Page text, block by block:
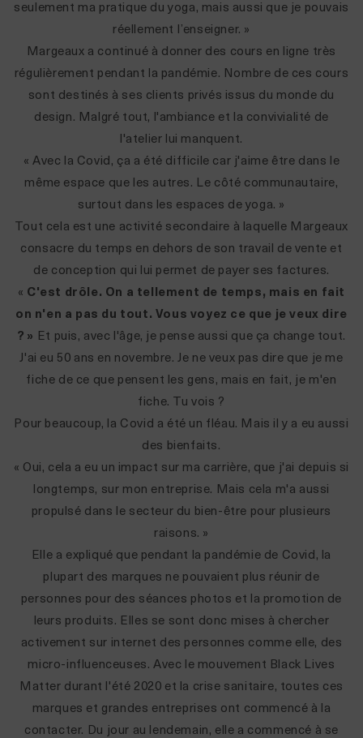
seulement ma pratique du yoga, mais aussi que je pouvais
réellement l’enseigner. »
Margeaux a continué à donner des cours en ligne très
régulièrement pendant la pandémie. Nombre de ces cours
sont destinés à ses clients privés issus du monde du
design. Malgré tout, l'ambiance et la convivialité de
l'atelier lui manquent.
« Avec la Covid, ça a été difficile car j'aime être dans le
même espace que les autres. Le côté communautaire,
surtout dans les espaces de yoga. »
Tout cela est une activité secondaire à laquelle Margeaux
consacre du temps en dehors de son travail de vente et
de conception qui lui permet de payer ses factures.
« C'est drôle. On a tellement de temps, mais en fait
on n'en a pas du tout. Vous voyez ce que je veux dire
? » Et puis, avec l'âge, je pense aussi que ça change tout.
J'ai eu 50 ans en novembre. Je ne veux pas dire que je me
fiche de ce que pensent les gens, mais en fait, je m'en
fiche. Tu vois ?
Pour beaucoup, la Covid a été un fléau. Mais il y a eu aussi
des bienfaits.
« Oui, cela a eu un impact sur ma carrière, que j'ai depuis si
longtemps, sur mon entreprise. Mais cela m'a aussi
propulsé dans le secteur du bien-être pour plusieurs
raisons. »
Elle a expliqué que pendant la pandémie de Covid, la
plupart des marques ne pouvaient plus réunir de
personnes pour des séances photos et la promotion de
leurs produits. Elles se sont donc mises à chercher
activement sur internet des personnes comme elle, des
micro-influenceuses. Avec le mouvement Black Lives
Matter durant l'été 2020 et la crise sanitaire, toutes ces
marques et grandes entreprises ont commencé à la
contacter. Du jour au lendemain, elle a commencé à se